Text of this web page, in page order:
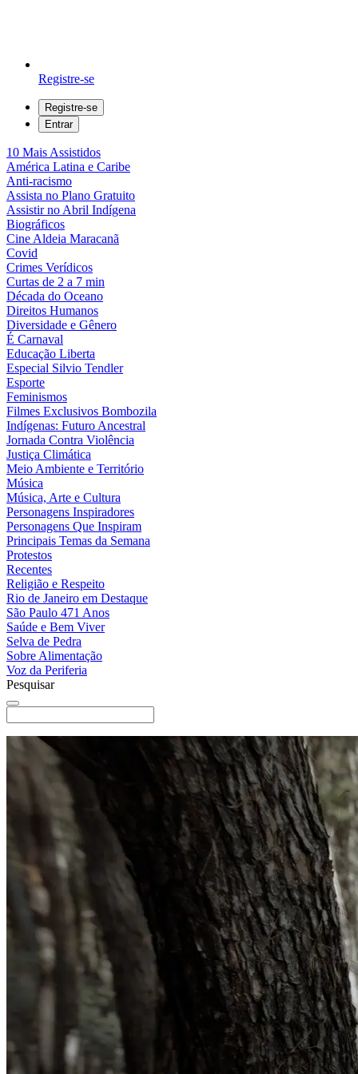
Registre-se
Registre-se
Entrar
10 Mais Assistidos
América Latina e Caribe
Anti-racismo
Assista no Plano Gratuito
Assistir no Abril Indígena
Biográficos
Cine Aldeia Maracanã
Covid
Crimes Verídicos
Curtas de 2 a 7 min
Década do Oceano
Direitos Humanos
Diversidade e Gênero
É Carnaval
Educação Liberta
Especial Silvio Tendler
Esporte
Feminismos
Filmes Exclusivos Bombozila
Indígenas: Futuro Ancestral
Jornada Contra Violência
Justiça Climática
Meio Ambiente e Território
Música
Música, Arte e Cultura
Personagens Inspiradores
Personagens Que Inspiram
Principais Temas da Semana
Protestos
Recentes
Religião e Respeito
Rio de Janeiro em Destaque
São Paulo 471 Anos
Saúde e Bem Viver
Selva de Pedra
Sobre Alimentação
Voz da Periferia
Pesquisar